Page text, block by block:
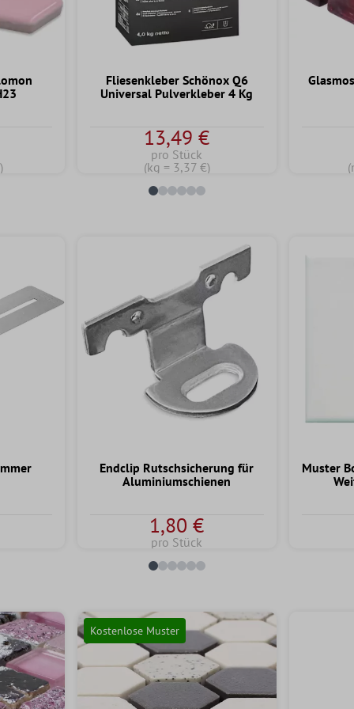
Fliesenkleber Schönox Q6
Universal Pulverkleber 4 Kg
13,49 €
pro Stück
(kg = 3,37 €)
Endclip Rutschsicherung für
Aluminiumschienen
1,80 €
pro Stück
Muster
Kostenlose Muster